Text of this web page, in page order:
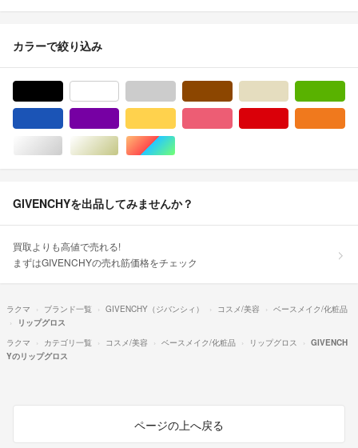
カラーで絞り込み
シルバー/銀色系ゴールド/金色系マルチカラー
GIVENCHYを出品してみませんか？
買取よりも高値で売れる!
まずはGIVENCHYの売れ筋価格をチェック
ラクマ ブランド一覧 GIVENCHY（ジバンシィ） コスメ/美容
ベースメイク/化粧品
リップグロス
ラクマ
カテゴリ一覧 コスメ/美容 ベースメイク/化粧品 リップグロス
GIVENCH
Yのリップグロス
ページの上へ戻る